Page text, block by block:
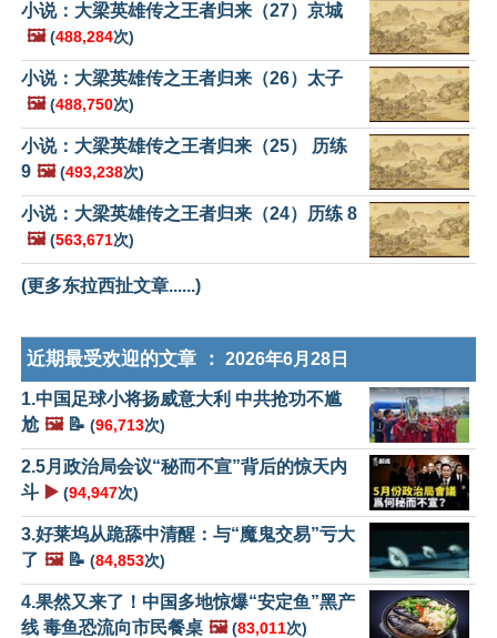
小说：大梁英雄传之王者归来（27）京城
🖼️ (488,284次)
小说：大梁英雄传之王者归来（26）太子
🖼️ (488,750次)
小说：大梁英雄传之王者归来（25） 历练
9 🖼️ (493,238次)
小说：大梁英雄传之王者归来（24）历练 8
🖼️ (563,671次)
(更多东拉西扯文章......)
近期最受欢迎的文章 ： 2026年6月28日
1.中国足球小将扬威意大利 中共抢功不尴
尬 🖼️📝 (96,713次)
2.5月政治局会议“秘而不宣”背后的惊天内
斗 ▶️ (94,947次)
3.好莱坞从跪舔中清醒：与“魔鬼交易”亏大
了 🖼️📝 (84,853次)
4.果然又来了！中国多地惊爆“安定鱼”黑产
线 毒鱼恐流向市民餐桌 🖼️ (83,011次)